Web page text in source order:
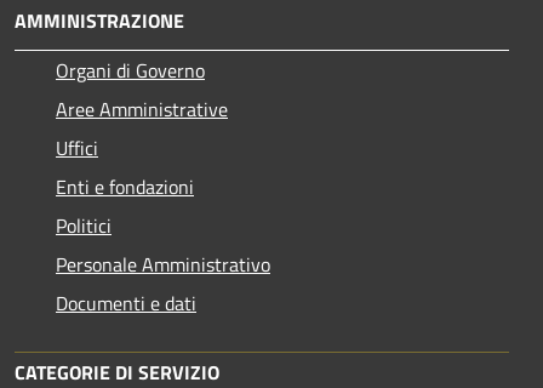
AMMINISTRAZIONE
Organi di Governo
Aree Amministrative
Uffici
Enti e fondazioni
Politici
Personale Amministrativo
Documenti e dati
CATEGORIE DI SERVIZIO